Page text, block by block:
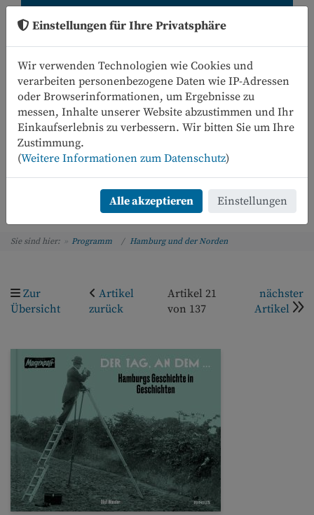
Einstellungen für Ihre Privatsphäre
Wir verwenden Technologien wie Cookies und
verarbeiten personenbezogene Daten wie IP-Adressen
oder Browserinformationen, um Ergebnisse zu
messen, Inhalte unserer Website abzustimmen und Ihr
Einkaufserlebnis zu verbessern. Wir bitten Sie um Ihre
Zustimmung.
(Weitere Informationen zum Datenschutz)
Alle akzeptieren Einstellungen
0
Menü
Sie sind hier: Programm Hamburg und der Norden
Zur
Übersicht
Artikel
zurück
Artikel 21
von 137
nächster
Artikel